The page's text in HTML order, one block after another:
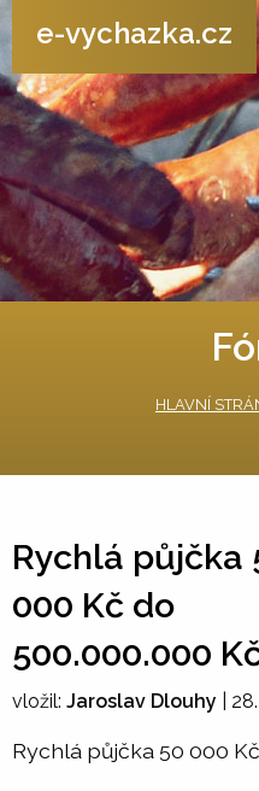
e-vychazka.cz
HLAVNÍ
Rychlá půjčka
000 Kč do
500.000.000
vložil: Jaroslav Dlouhy
Rychlá půjčka 50 000